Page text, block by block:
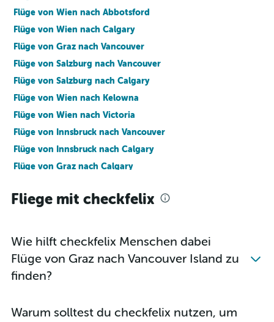
Flüge von Wien nach Abbotsford
Flüge von Wien nach Calgary
Flüge von Graz nach Vancouver
Flüge von Salzburg nach Vancouver
Flüge von Salzburg nach Calgary
Flüge von Wien nach Kelowna
Flüge von Wien nach Victoria
Flüge von Innsbruck nach Vancouver
Flüge von Innsbruck nach Calgary
Flüge von Graz nach Calgary
Flüge von Linz nach Vancouver
Fliege mit checkfelix
Wie hilft checkfelix Menschen dabei
Flüge von Graz nach Vancouver Island zu
finden?
Warum solltest du checkfelix nutzen, um